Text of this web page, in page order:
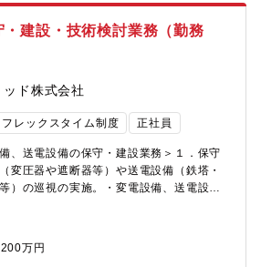
え、当社の業務変革をリードいただくこ
貢献することができます。
。■ 年次点検：停電させて行う精密点
どをチームで行います。■ 竣工検査：新
。■ 緊急対応：遠隔監視システムのアラ
ンターと連携）。【未経験でも安心の理
、計器の使い方から丁寧に教えます。
、正社員3名、非常勤職員3名の計6名で、
ない」といった働きやすさに魅力を感じ
。電気業界未経験で入社した社員もいま
囲気の社員が多いので、職場には馴染み
【働く環境】 ■ 「技術屋社長」が率いる
エンジニア。 「未経験だけど電気のプロ
建設・技術検討業務（勤務
ド株式会社
フレックスタイム制度 正社員
、送電設備の保守・建設業務＞１．保守
変圧器や遮断器等）や送電設備（鉄塔・
）の巡視の実施。・変電設備、送電設備
。・変電設備、送電設備の健全性を確認
施する作業の管理の実施。・直営作業の
２．建設業務・変電設備（変圧器や遮断
万円